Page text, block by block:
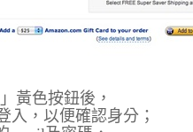
黃色按鈕後，
入，以便確認身分；